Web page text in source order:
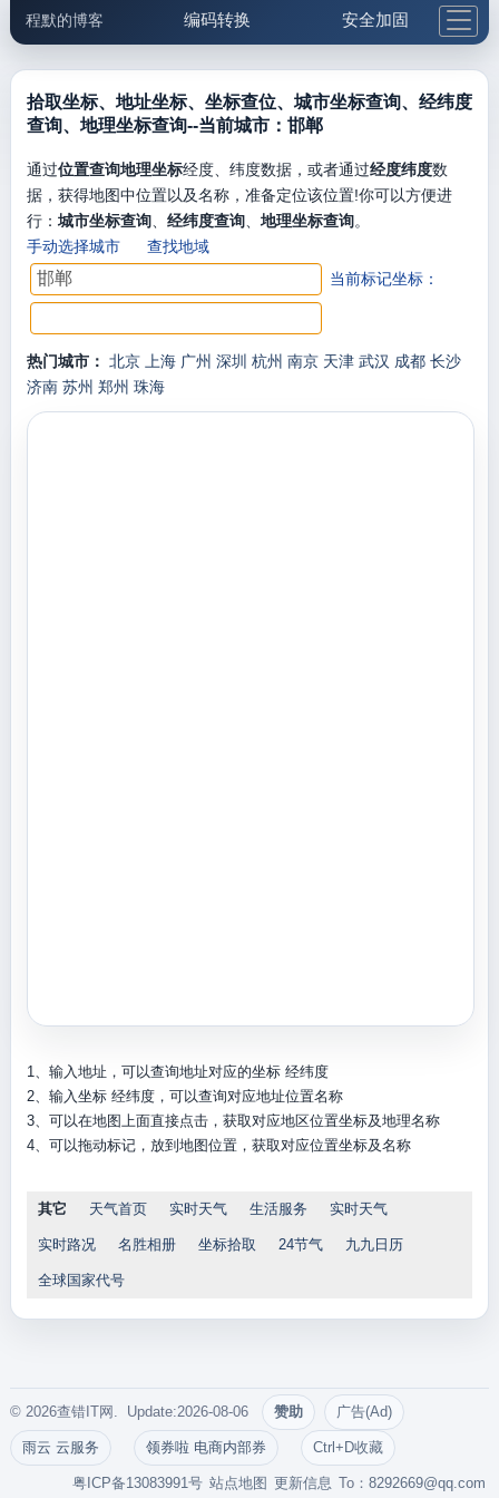
程默的博客 编码转换 安全加固
邮件工具 生活便民 更多工具
5.1支付宝大红包
拾取坐标、地址坐标、坐标查位、城市坐标查询、经纬度
查询、地理坐标查询--当前城市：邯郸
通过位置查询地理坐标经度、纬度数据，或者通过经度纬度数
据，获得地图中位置以及名称，准备定位该位置!你可以方便进
行： 城市坐标查询、 经纬度查询、 地理坐标查询。
手动选择城市
查找地域
当前标记坐标：
热门城市： 北京 上海 广州 深圳 杭州 南京 天津 武汉 成都 长沙
济南 苏州 郑州 珠海
1、输入地址，可以查询地址对应的坐标 经纬度
2、输入坐标 经纬度，可以查询对应地址位置名称
3、可以在地图上面直接点击，获取对应地区位置坐标及地理名称
4、可以拖动标记，放到地图位置，获取对应位置坐标及名称
其它 天气首页 实时天气 生活服务 实时天气
实时路况 名胜相册 坐标拾取 24节气 九九日历
全球国家代号
© 2026查错IT网. Update:2026-08-06 赞助 广告(Ad)
雨云 云服务 领券啦 电商内部券 Ctrl+D收藏
To：8292669@qq.com
更新信息
站点地图
粤ICP备13083991号